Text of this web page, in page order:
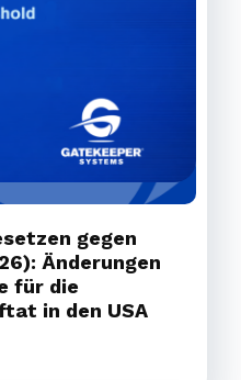
gegen
Änderungen
für die
in den USA